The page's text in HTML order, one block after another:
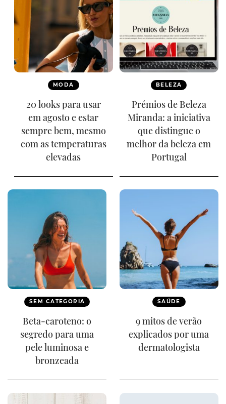
MODA
20 looks para usar
em agosto e estar
sempre bem, mesmo
com as temperaturas
elevadas
BELEZA
Prémios de Beleza
Miranda: a iniciativa
que distingue o
melhor da beleza em
Portugal
SEM CATEGORIA
Beta-caroteno: o
segredo para uma
pele luminosa e
bronzeada
SAÚDE
9 mitos de verão
explicados por uma
dermatologista